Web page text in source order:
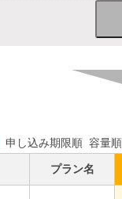
申し込み期限順 容量順
プラン名